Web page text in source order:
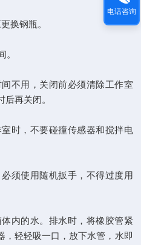
换钢瓶。
用，关闭前必须清除工作室
再关闭。
，不要碰撞传感器和搅拌电
使用随机扳手，不得过度用
的水。排水时，将橡胶管紧
，轻轻吸一口，放下水管，水即
电话咨询